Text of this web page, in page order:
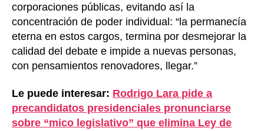
corporaciones públicas, evitando así la
concentración de poder individual: “la permanecía
eterna en estos cargos, termina por desmejorar la
calidad del debate e impide a nuevas personas,
con pensamientos renovadores, llegar.”
Le puede interesar: Rodrigo Lara pide a
precandidatos presidenciales pronunciarse
sobre “mico legislativo” que elimina Ley de